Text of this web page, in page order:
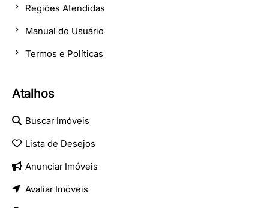
Regiões Atendidas
Manual do Usuário
Termos e Políticas
Atalhos
Buscar Imóveis
Lista de Desejos
Anunciar Imóveis
Avaliar Imóveis